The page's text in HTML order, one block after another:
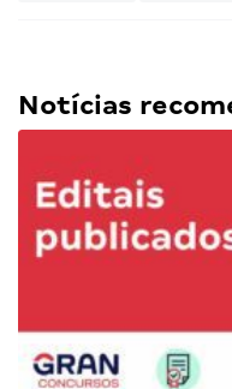
Notícias